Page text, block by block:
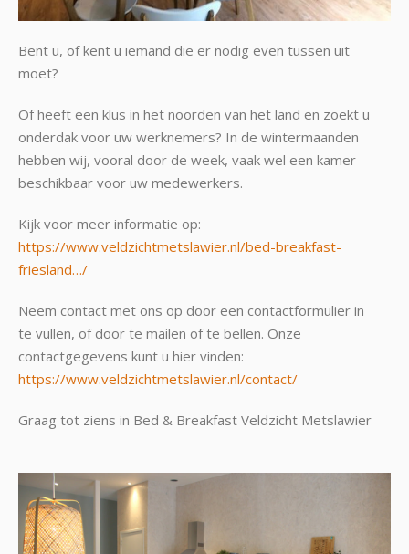
Bent u, of kent u iemand die er nodig even tussen uit
moet?
Of heeft een klus in het noorden van het land en zoekt u
onderdak voor uw werknemers? In de wintermaanden
hebben wij, vooral door de week, vaak wel een kamer
beschikbaar voor uw medewerkers.
Kijk voor meer informatie op:
https://www.veldzichtmetslawier.nl/bed-breakfast-
friesland…/
Neem contact met ons op door een contactformulier in
te vullen, of door te mailen of te bellen. Onze
contactgegevens kunt u hier vinden:
https://www.veldzichtmetslawier.nl/contact/
Graag tot ziens in Bed & Breakfast Veldzicht Metslawier